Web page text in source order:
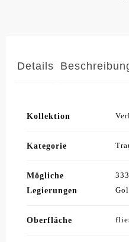
Details
Kollektion
Kategorie
Mögliche
Legierungen
Oberfläche